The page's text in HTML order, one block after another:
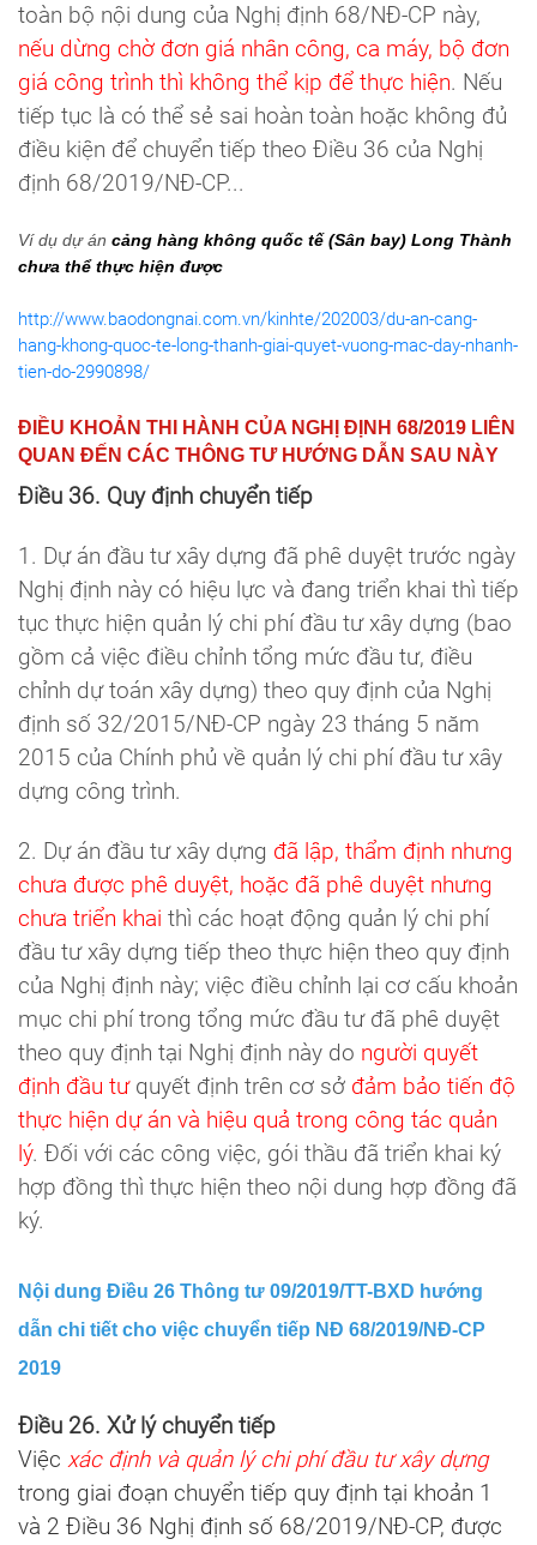
toàn bộ nội dung của Nghị định 68/NĐ-CP này,
nếu dừng chờ đơn giá nhân công, ca máy, bộ đơn
giá công trình thì không thể kịp để thực hiện. Nếu
tiếp tục là có thể sẻ sai hoàn toàn hoặc không đủ
điều kiện để chuyển tiếp theo Điều 36 của Nghị
định 68/2019/NĐ-CP...
Ví dụ dự án cảng hàng không quốc tế (Sân bay) Long Thành
chưa thể thực hiện được
http://www.baodongnai.com.vn/kinhte/202003/du-an-cang-
hang-khong-quoc-te-long-thanh-giai-quyet-vuong-mac-day-nhanh-
tien-do-2990898/
ĐIỀU KHOẢN THI HÀNH CỦA NGHỊ ĐỊNH 68/2019 LIÊN
QUAN ĐẾN CÁC THÔNG TƯ HƯỚNG DẪN SAU NÀY
Điều 36. Quy định chuyển tiếp
1. Dự án đầu tư xây dựng đã phê duyệt trước ngày
Nghị định này có hiệu lực và đang triển khai thì tiếp
tục thực hiện quản lý chi phí đầu tư xây dựng (bao
gồm cả việc điều chỉnh tổng mức đầu tư, điều
chỉnh dự toán xây dựng) theo quy định của Nghị
định số 32/2015/NĐ-CP ngày 23 tháng 5 năm
2015 của Chính phủ về quản lý chi phí đầu tư xây
dựng công trình.
2. Dự án đầu tư xây dựng đã lập, thẩm định nhưng
chưa được phê duyệt, hoặc đã phê duyệt nhưng
chưa triển khai thì các hoạt động quản lý chi phí
đầu tư xây dựng tiếp theo thực hiện theo quy định
của Nghị định này; việc điều chỉnh lại cơ cấu khoản
mục chi phí trong tổng mức đầu tư đã phê duyệt
theo quy định tại Nghị định này do người quyết
định đầu tưquyết định trên cơ sở đảm bảo tiến độ
thực hiện dự án và hiệu quả trong công tác quản
lý. Đối với các công việc, gói thầu đã triển khai ký
hợp đồng thì thực hiện theo nội dung hợp đồng đã
ký.
Nội dung Điều 26 Thông tư 09/2019/TT-BXD hướng
dẫn chi tiết cho việc chuyển tiếp NĐ 68/2019/NĐ-CP
2019
Điều 26. Xử lý chuyển tiếp
Việc xác định và quản lý chi phí đầu tư xây dựng
trong giai đoạn chuyển tiếp quy định tại khoản 1
và 2 Điều 36 Nghị định số 68/2019/NĐ-CP, được